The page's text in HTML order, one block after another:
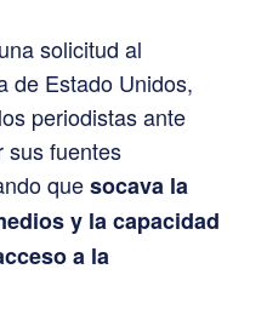
solicitud al
de Estado Unidos,
periodistas ante
sus fuentes
quesocava la
y la capacidad
a la